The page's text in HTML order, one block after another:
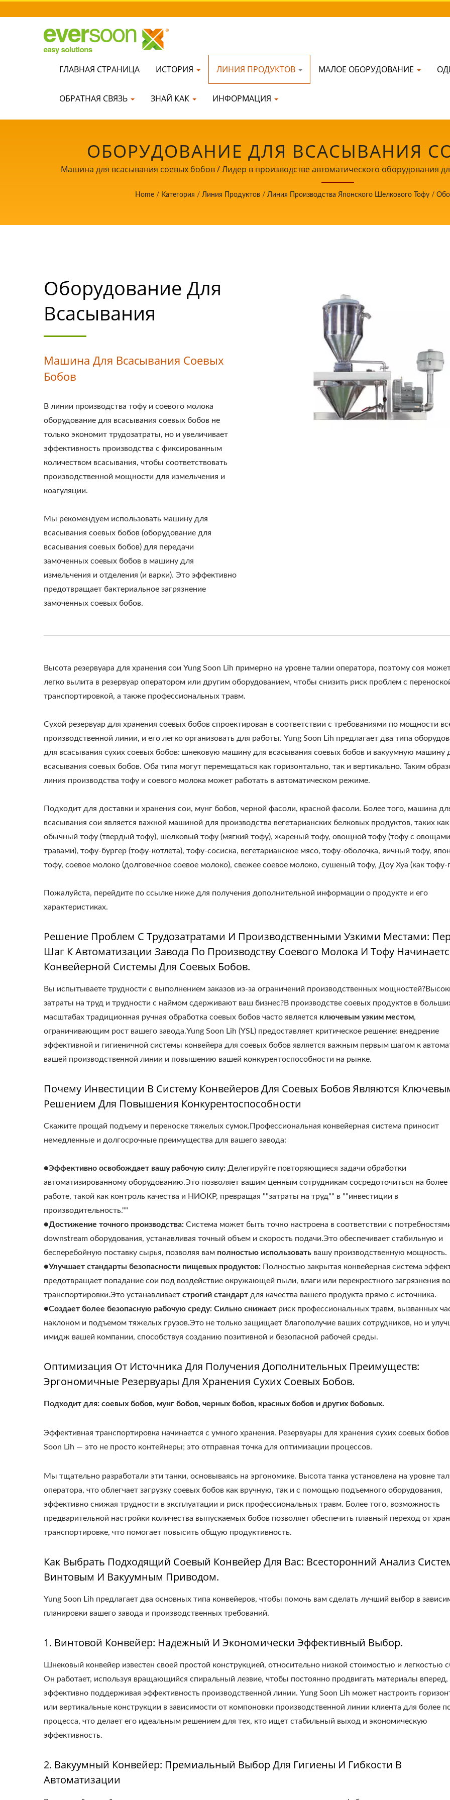
ГЛАВНАЯ СТРАНИЦА ИСТОРИЯ ЛИНИЯ ПРОДУКТОВ МАЛОЕ ОБОРУДОВАНИЕ
ОБРАТНАЯ СВЯЗЬ ЗНАЙ КАК ИНФОРМАЦИЯ
ОБОРУДОВАНИЕ ДЛЯ ВСАСЫВАНИЯ
ЛИДЕР В ПРОИЗВОДСТВЕ
ОБОРУДОВАНИЯ ДЛЯ ПРИГОТОВЛЕНИЯ
МОЛОКА С ПРИОРИТЕТОМ НА
Машина для всасывания соевых бобов / Лидер в производстве автоматического оборудования
приоритетом на безопасность пищевых продуктов.
Home / Категория / Линия Продуктов / Линия Производства Японского Шелкового Тофу /
Оборудование Для
Всасывания
Машина Для Всасывания Соевых
Бобов
В линии производства тофу и соевого молока
оборудование для всасывания соевых бобов не
только экономит трудозатраты, но и увеличивает
эффективность производства с фиксированным
количеством всасывания, чтобы соответствовать
производственной мощности для измельчения и
коагуляции.
Мы рекомендуем использовать машину для
всасывания соевых бобов (оборудование для
всасывания соевых бобов) для передачи
замоченных соевых бобов в машину для
измельчения и отделения (и варки). Это эффективно
предотвращает бактериальное загрязнение
замоченных соевых бобов.
Высота резервуара для хранения сои Yung Soon Lih примерно на уровне талии оператора, поэтому соя
легко вылита в резервуар оператором или другим оборудованием, чтобы снизить риск проблем с
транспортировкой, а также профессиональных травм.
Сухой резервуар для хранения соевых бобов спроектирован в соответствии с требованиями по мощности
производственной линии, и его легко организовать для работы. Yung Soon Lih предлагает два типа
для всасывания сухих соевых бобов: шнековую машину для всасывания соевых бобов и вакуумную машину
всасывания соевых бобов. Оба типа могут перемещаться как горизонтально, так и вертикально. Таким
линия производства тофу и соевого молока может работать в автоматическом режиме.
Подходит для доставки и хранения сои, мунг бобов, черной фасоли, красной фасоли. Более того, машина
всасывания сои является важной машиной для производства вегетарианских белковых продуктов, таких как
обычный тофу (твердый тофу), шелковый тофу (мягкий тофу), жареный тофу, овощной тофу (тофу с
травами), тофу-бургер (тофу-котлета), тофу-сосиска, вегетарианское мясо, тофу-оболочка, яичный тофу,
тофу, соевое молоко (долговечное соевое молоко), свежее соевое молоко, сушеный тофу, Доу Хуа (как тофу-
Пожалуйста, перейдите по ссылке ниже для получения дополнительной информации о продукте и его
характеристиках.
Решение Проблем С Трудозатратами И Производственными Узкими Местами:
Шаг К Автоматизации Завода По Производству Соевого Молока И Тофу
Конвейерной Системы Для Соевых Бобов.
Вы испытываете трудности с выполнением заказов из-за ограничений производственных
затраты на труд и трудности с наймом сдерживают ваш бизнес?В производстве соевых продуктов в
масштабах традиционная ручная обработка соевых бобов часто является ключевым узким местом,
ограничивающим рост вашего завода.Yung Soon Lih (YSL) предоставляет критическое решение: внедрение
эффективной и гигиеничной системы конвейера для соевых бобов является важным первым шагом к
вашей производственной линии и повышению вашей конкурентоспособности на рынке.
Почему Инвестиции В Систему Конвейеров Для Соевых Бобов Являются
Решением Для Повышения Конкурентоспособности
Скажите прощай подъему и переноске тяжелых сумок.Профессиональная конвейерная система приносит
немедленные и долгосрочные преимущества для вашего завода:
●Эффективно освобождает вашу рабочую силу: Делегируйте повторяющиеся задачи обработки
автоматизированному оборудованию.Это позволяет вашим ценным сотрудникам сосредоточиться на
работе, такой как контроль качества и НИОКР, превращая ""затраты на труд"" в ""инвестиции в
производительность.""
●Достижение точного производства: Система может быть точно настроена в соответствии с
downstream оборудования, устанавливая точный объем и скорость подачи.Это обеспечивает стабильную и
бесперебойную поставку сырья, позволяя вам полностью использовать вашу производственную мощность.
●Улучшает стандарты безопасности пищевых продуктов: Полностью закрытая конвейерная система
предотвращает попадание сои под воздействие окружающей пыли, влаги или перекрестного загрязнения
транспортировки.Это устанавливает строгий стандарт для качества вашего продукта прямо с источника.
●Создает более безопасную рабочую среду: Сильно снижает риск профессиональных травм, вызванных
наклоном и подъемом тяжелых грузов.Это не только защищает благополучие ваших сотрудников, но и
имидж вашей компании, способствуя созданию позитивной и безопасной рабочей среды.
Оптимизация От Источника Для Получения Дополнительных Преимуществ:
Эргономичные Резервуары Для Хранения Сухих Соевых Бобов.
Подходит для: соевых бобов, мунг бобов, черных бобов, красных бобов и других бобовых.
Эффективная транспортировка начинается с умного хранения. Резервуары для хранения сухих соевых бобов
Soon Lih — это не просто контейнеры; это отправная точка для оптимизации процессов.
Мы тщательно разработали эти танки, основываясь на эргономике. Высота танка установлена на уровне
оператора, что облегчает загрузку соевых бобов как вручную, так и с помощью подъемного оборудования,
эффективно снижая трудности в эксплуатации и риск профессиональных травм. Более того, возможность
предварительной настройки количества выпускаемых бобов позволяет обеспечить плавный переход от
транспортировке, что помогает повысить общую продуктивность.
Как Выбрать Подходящий Соевый Конвейер Для Вас: Всесторонний Анализ
Винтовым И Вакуумным Приводом.
Yung Soon Lih предлагает два основных типа конвейеров, чтобы помочь вам сделать лучший выбор в
планировки вашего завода и производственных требований.
1. Винтовой Конвейер: Надежный И Экономически Эффективный Выбор.
Шнековый конвейер известен своей простой конструкцией, относительно низкой стоимостью и легкостью
Он работает, используя вращающийся спиральный лезвие, чтобы постоянно продвигать материалы вперед,
эффективно поддерживая эффективность производственной линии. Yung Soon Lih может настроить
или вертикальные конструкции в зависимости от компоновки производственной линии клиента для более
процесса, что делает его идеальным решением для тех, кто ищет стабильный выход и экономическую
эффективность.
2. Вакуумный Конвейер: Премиальный Выбор Для Гигиены И Гибкости В
Автоматизации
Автоматическая Линия По
Кг Сухих Бобов
Небольшой Завод По
Legend
Автоматическая
Кг Сухих Бобов